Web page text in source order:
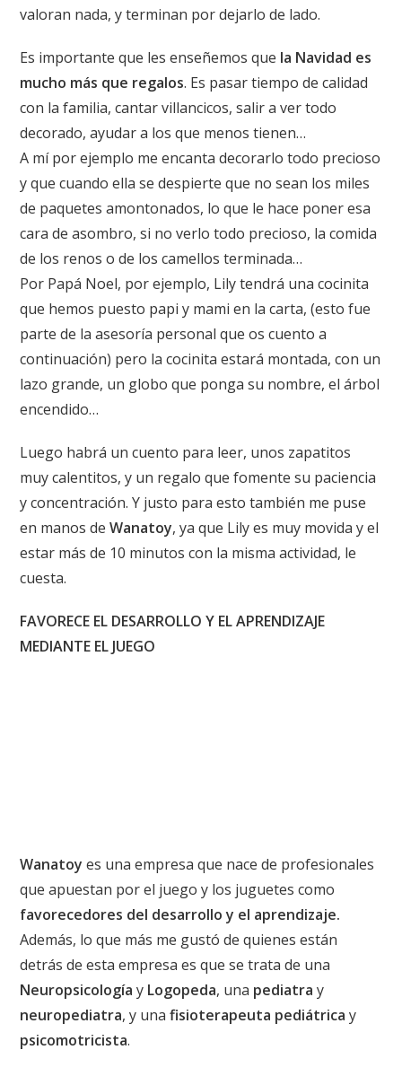
valoran nada, y terminan por dejarlo de lado.
Es importante que les enseñemos que la Navidad es
mucho más que regalos. Es pasar tiempo de calidad
con la familia, cantar villancicos, salir a ver todo
decorado, ayudar a los que menos tienen…
A mí por ejemplo me encanta decorarlo todo precioso
y que cuando ella se despierte que no sean los miles
de paquetes amontonados, lo que le hace poner esa
cara de asombro, si no verlo todo precioso, la comida
de los renos o de los camellos terminada…
Por Papá Noel, por ejemplo, Lily tendrá una cocinita
que hemos puesto papi y mami en la carta, (esto fue
parte de la asesoría personal que os cuento a
continuación) pero la cocinita estará montada, con un
lazo grande, un globo que ponga su nombre, el árbol
encendido…
Luego habrá un cuento para leer, unos zapatitos
muy calentitos, y un regalo que fomente su paciencia
y concentración. Y justo para esto también me puse
en manos deWanatoy, ya que Lily es muy movida y el
estar más de 10 minutos con la misma actividad, le
cuesta.
FAVORECE EL DESARROLLO Y EL APRENDIZAJE
MEDIANTE EL JUEGO
Wanatoy es una empresa que nace de profesionales
que apuestan por el juego y los juguetes como
favorecedores del desarrollo y el aprendizaje.
Además, lo que más me gustó de quienes están
detrás de esta empresa es que se trata de una
Neuropsicología y Logopeda, una pediatra y
neuropediatra, y unafisioterapeuta pediátrica y
psicomotricista.